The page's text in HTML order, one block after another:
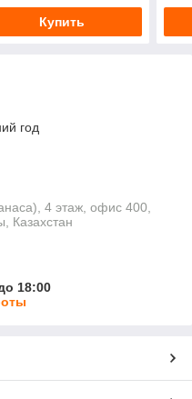
Купить
год
4 этаж, офис 400,
Казахстан
18:00